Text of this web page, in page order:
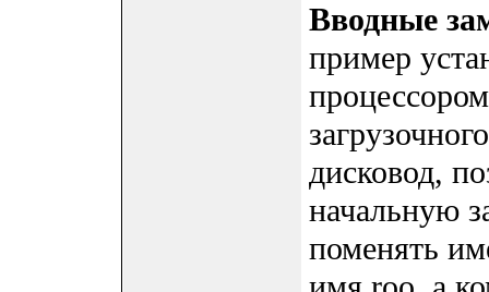
Вводные
пример
дисковод,
начальную
поменять